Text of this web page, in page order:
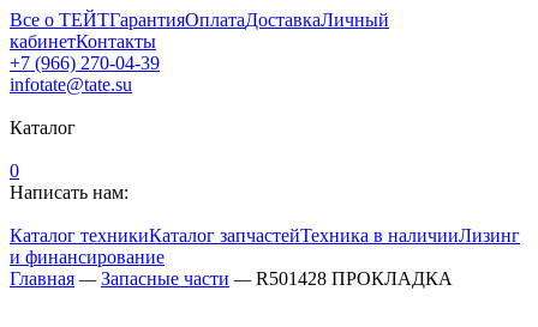
Все о ТЕЙТГарантияОплатаДоставкаЛичный
кабинетКонтакты
+7 (966) 270-04-39
infotate@tate.su
Каталог
0
Написать нам:
Каталог техникиКаталог запчастейТехника в наличииЛизинг
и финансирование
Главная — Запасные части — R501428 ПРОКЛАДКА